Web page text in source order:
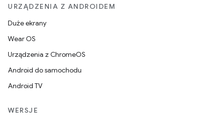
URZĄDZENIA Z ANDROIDEM
Duże ekrany
Wear OS
Urządzenia z ChromeOS
Android do samochodu
Android TV
WERSJE